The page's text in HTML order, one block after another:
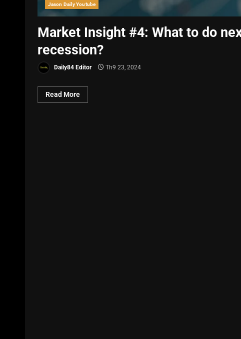
Jason Daily Youtube
Market Insight #4: What to do
recession?
Daily84 Editor Th9 23, 2024
Read More